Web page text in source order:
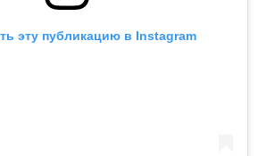
эту публикацию в Instagram